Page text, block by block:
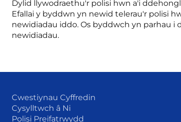
Dylid llywodraethu'r polisi hwn a'i
Efallai y byddwn yn newid telerau'r polisi
newidiadau iddo. Os byddwch yn parhau
newidiadau.
Cwestiynau Cyffredin
Cysylltwch â Ni
Polisi Preifatrwydd